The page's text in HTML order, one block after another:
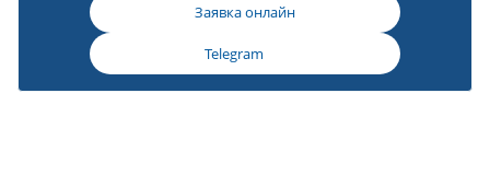
Заявка онлайн
Telegram